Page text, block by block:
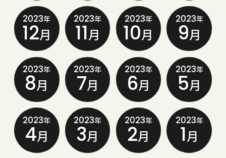
2023年
12月
2023年
11月
2023年
10月
2023年
9月
2023年
8月
2023年
7月
2023年
6月
2023年
5月
2023年
4月
2023年
3月
2023年
2月
2023年
1月